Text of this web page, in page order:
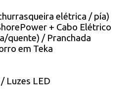
elétrica / pía)
+ Cabo Elétrico
quente) / Pranchada
em Teka
Luzes LED